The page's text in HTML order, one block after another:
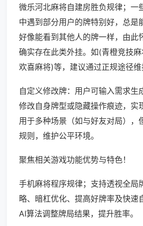
微乐河北麻将自建房胜负规律；一
中遇到部分用户的牌特别好，总是
好像能看到其他人的牌一样，由此
确实存在此类外挂。如(青橙竞技
欢喜麻将)等，建议通过正规途径维
自定义修改牌：用户可输入需求生
修改自身牌型或隐藏操作痕迹，实
用于多种场景（如与好友对局），
规则，维护公平环境。
聚焦相关游戏功能优势与特色！
手机麻将程序规律；支持透视全局
略、暗杠优化、提高好牌率及快速
AI算法调整牌局结果，提升胜率。